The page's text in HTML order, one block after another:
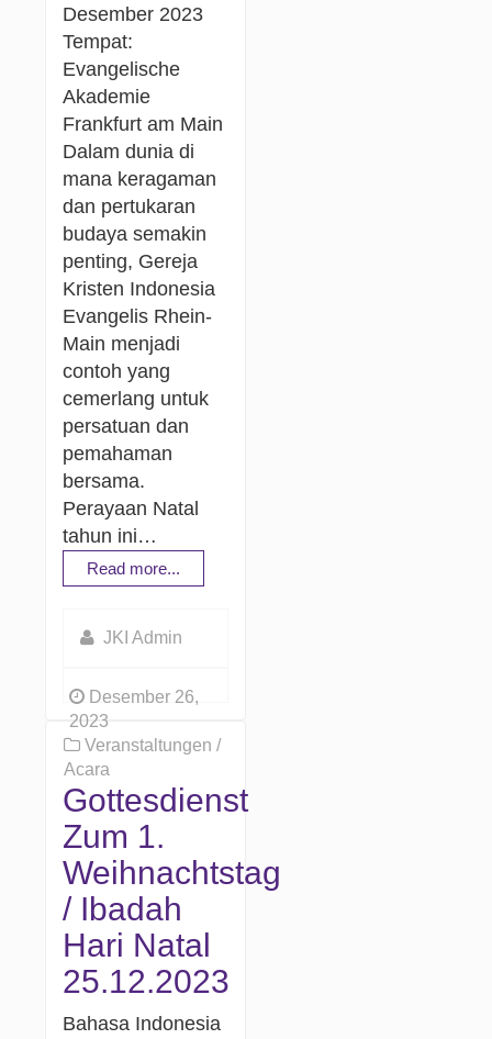
Desember 2023
Tempat:
Evangelische
Akademie
Frankfurt am Main
Dalam dunia di
mana keragaman
dan pertukaran
budaya semakin
penting, Gereja
Kristen Indonesia
Evangelis Rhein-
Main menjadi
contoh yang
cemerlang untuk
persatuan dan
pemahaman
bersama.
Perayaan Natal
tahun ini…
Read more...
JKI Admin
Desember 26,
2023
Veranstaltungen /
Acara
Gottesdienst
Zum 1.
Weihnachtstag
/ Ibadah
Hari Natal
25.12.2023
Bahasa Indonesia